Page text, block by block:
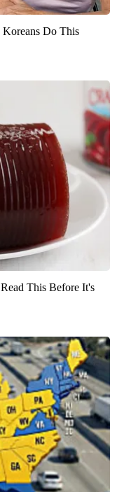
Do This
This Before It's